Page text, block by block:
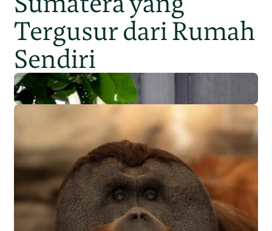
Tergusur dari Rumah
Sendiri